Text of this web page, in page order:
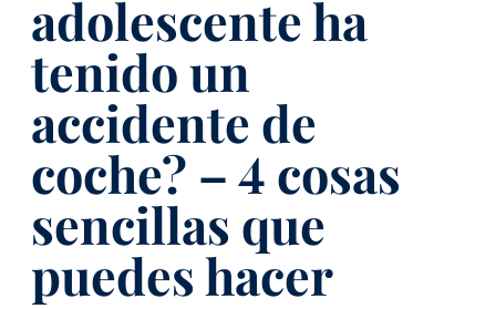
adolescente ha
tenido un
accidente de
coche? – 4 cosas
sencillas que
puedes hacer